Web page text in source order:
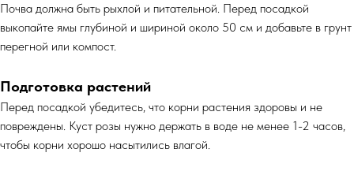
Почва должна быть рыхлой и питательной. Перед посадкой
выкопайте ямы глубиной и шириной около 50 см и добавьте в грунт
перегной или компост.
Подготовка растений
Перед посадкой убедитесь, что корни растения здоровы и не
повреждены. Куст розы нужно держать в воде не менее 1-2 часов,
чтобы корни хорошо насытились влагой.